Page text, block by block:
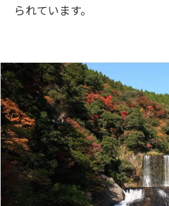
られています。